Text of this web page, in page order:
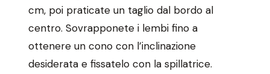
cm, poi praticate un taglio dal bordo al
centro. Sovrapponete i lembi fino a
ottenere un cono con l’inclinazione
desiderata e fissatelo con la spillatrice.